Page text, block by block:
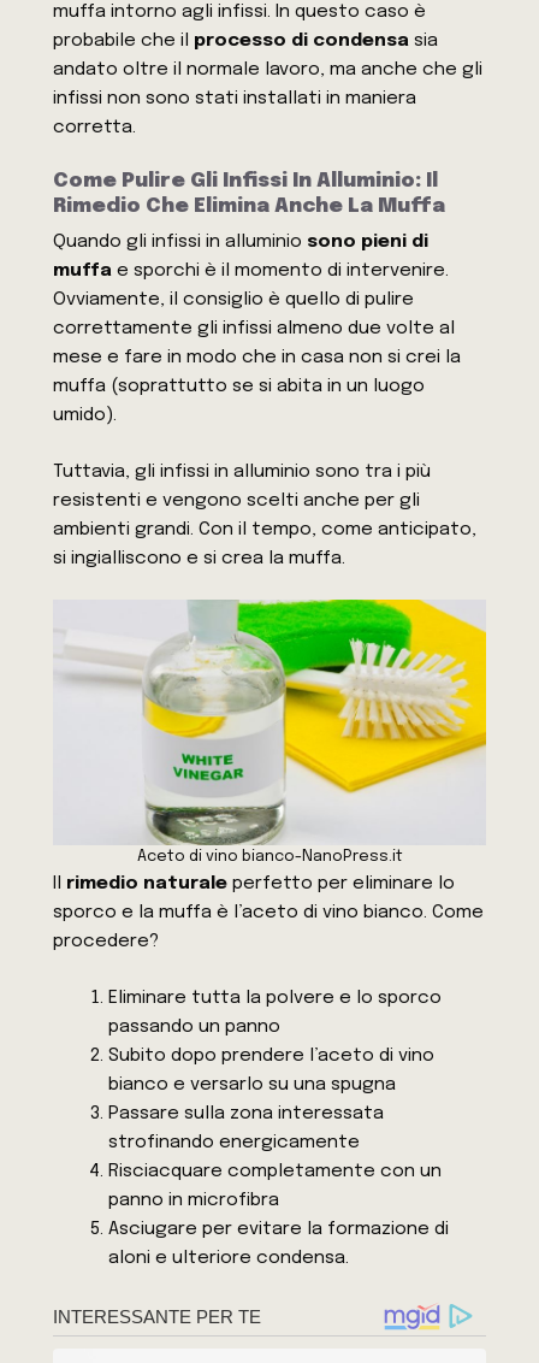
muffa intorno agli infissi. In questo caso è
probabile che il processo di condensa sia
andato oltre il normale lavoro, ma anche che gli
infissi non sono stati installati in maniera
corretta.
Come Pulire Gli Infissi In Alluminio: Il
Rimedio Che Elimina Anche La Muffa
Quando gli infissi in alluminio sono pieni di
muffa e sporchi è il momento di intervenire.
Ovviamente, il consiglio è quello di pulire
correttamente gli infissi almeno due volte al
mese e fare in modo che in casa non si crei la
muffa (soprattutto se si abita in un luogo
umido).
Tuttavia, gli infissi in alluminio sono tra i più
resistenti e vengono scelti anche per gli
ambienti grandi. Con il tempo, come anticipato,
si ingialliscono e si crea la muffa.
Aceto di vino bianco-NanoPress.it
rimedio naturale perfetto per eliminare lo
sporco e la muffa è l’aceto di vino bianco. Come
procedere?
Eliminare tutta la polvere e lo sporco
passando un panno
Subito dopo prendere l’aceto di vino
bianco e versarlo su una spugna
Passare sulla zona interessata
strofinando energicamente
Risciacquare completamente con un
panno in microfibra
Asciugare per evitare la formazione di
aloni e ulteriore condensa.